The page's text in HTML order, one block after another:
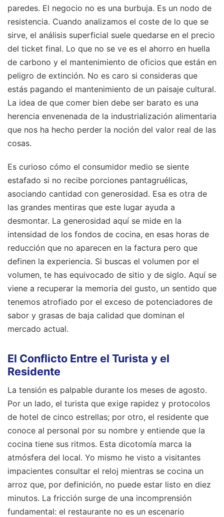
paredes. El negocio no es una burbuja. Es un nodo de
resistencia. Cuando analizamos el coste de lo que se
sirve, el análisis superficial suele quedarse en el precio
del ticket final. Lo que no se ve es el ahorro en huella
de carbono y el mantenimiento de oficios que están en
peligro de extinción. No es caro si consideras que
estás pagando el mantenimiento de un paisaje cultural.
La idea de que comer bien debe ser barato es una
herencia envenenada de la industrialización alimentaria
que nos ha hecho perder la noción del valor real de las
cosas.
Es curioso cómo el consumidor medio se siente
estafado si no recibe porciones pantagruélicas,
asociando cantidad con generosidad. Esa es otra de
las grandes mentiras que este lugar ayuda a
desmontar. La generosidad aquí se mide en la
intensidad de los fondos de cocina, en esas horas de
reducción que no aparecen en la factura pero que
definen la experiencia. Si buscas el volumen por el
volumen, te has equivocado de sitio y de siglo. Aquí se
viene a recuperar la memoria del gusto, un sentido que
tenemos atrofiado por el exceso de potenciadores de
sabor y grasas de baja calidad que dominan el
mercado actual.
El Conflicto Entre el Turista y el
Residente
La tensión es palpable durante los meses de agosto.
Por un lado, el turista que exige rapidez y protocolos
de hotel de cinco estrellas; por otro, el residente que
conoce al personal por su nombre y entiende que la
cocina tiene sus ritmos. Esta dicotomía marca la
atmósfera del local. Yo mismo he visto a visitantes
impacientes consultar el reloj mientras se cocina un
arroz que, por definición, no puede estar listo en diez
minutos. La fricción surge de una incomprensión
fundamental: el restaurante no es un escenario